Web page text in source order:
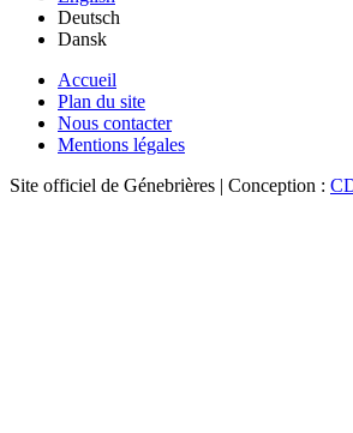
Deutsch
Dansk
Accueil
Plan du site
Nous contacter
Mentions légales
Site officiel de Génebrières | Conception :